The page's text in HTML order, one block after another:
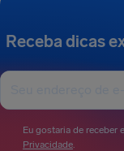
Receba dicas
Eu gostaria de receber
Privacidade.